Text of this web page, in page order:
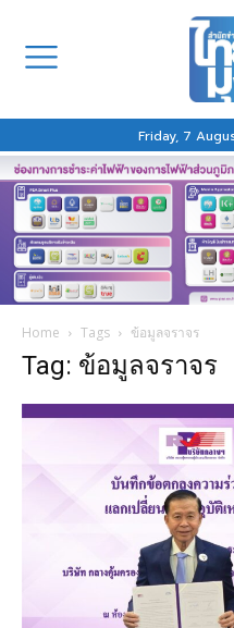
Friday, 7
Home Tags ข้อมูลจราจร
Tag: ข้อมูลจราจร